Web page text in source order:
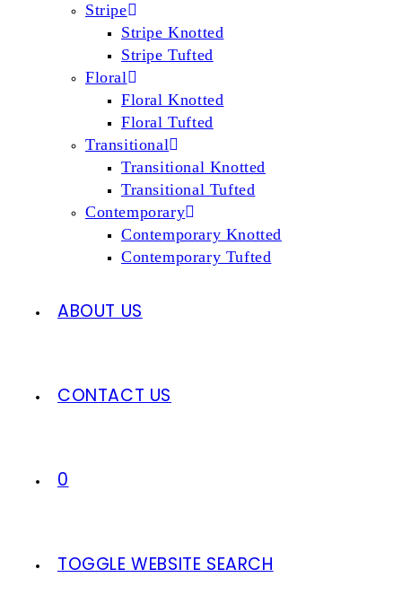
Stripe
Stripe Knotted
Stripe Tufted
Floral
Floral Knotted
Floral Tufted
Transitional
Transitional Knotted
Transitional Tufted
Contemporary
Contemporary Knotted
Contemporary Tufted
ABOUT US
CONTACT US
0
TOGGLE WEBSITE SEARCH